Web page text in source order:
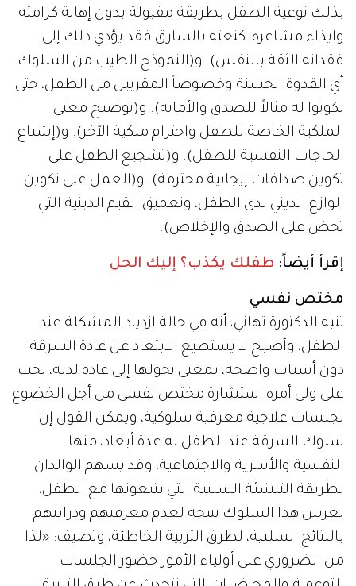
بذلك توعية الطفل بطريقة مقبولة بدون إهانة كرامته
وايذاء مشاعره، كنعته بالسارق فقد يؤدي ذلك إلى
فقدانه الثقة بالنفس). و(النموذج الطيب من السلوك:
أي القدوة الحسنة وخصوصاً المقربين من الطفل، حتى
يكونوا له مثالاً للصدق والأمانة). و(توضيح معنى
الملكية الخاصة للطفل واحترام ملكية الآخر). و(إشباع
الحاجات النفسية للطفل). و(تشجيع الطفل على
تكوين صداقات إيجابية محترمة). و(العمل على تكوين
الوازع الديني لدى الطفل، وتعميق القيم الدينية التي
تحض على الصدق والإخلاص).
إقرأ أيضاً: طفلك يكذب؟ إليك الحل
مختص نفسي
تنبه الدكتورة تهاني، أنه في حالة ازدياد المشكلة عند
الطفل، وأصبح لا يستطيع الابتعاد عن عادة السرقة
دون أسباب واضحة، بمعنى تحولها إلى عادة لديه، يجب
على ولي أمره استشارة مختص نفسي من أجل الخضوع
لجلسات علاجية معرفية سلوكية، ويمكن القول إن
سلوك السرقة عند الطفل له عدة أبعاد، منها:
النفسية والأسرية والاجتماعية، وقد يسهم الوالدان
بطريقة التنشئة السلبية التي يتبعونها مع الطفل،
بغرس هذا السلوك نتيجة لعدم معرفتهم ودرايتهم
بالنتائج السلبية، لطرق التربية الخاطئة، وتضيف: «لذا
من الضروري على أولياء الأمور حضور الجلسات